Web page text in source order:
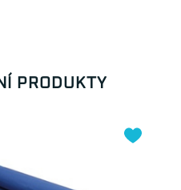
PRODUKTY